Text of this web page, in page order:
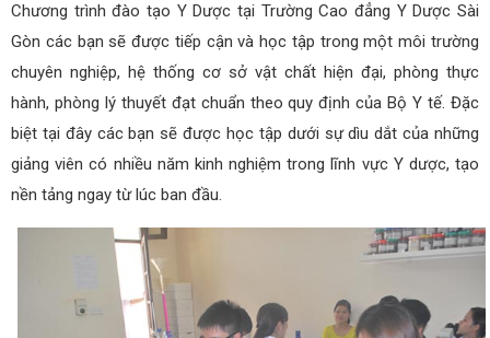
Chương trình đào tạo Y Dược tại Trường Cao đẳng Y Dược Sài
Gòn các bạn sẽ được tiếp cận và học tập trong một môi trường
chuyên nghiệp, hệ thống cơ sở vật chất hiện đại, phòng thực
hành, phòng lý thuyết đạt chuẩn theo quy định của Bộ Y tế. Đặc
biệt tại đây các bạn sẽ được học tập dưới sự dìu dắt của những
giảng viên có nhiều năm kinh nghiệm trong lĩnh vực Y dược, tạo
nền tảng ngay từ lúc ban đầu.